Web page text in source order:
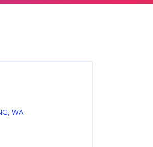
WA